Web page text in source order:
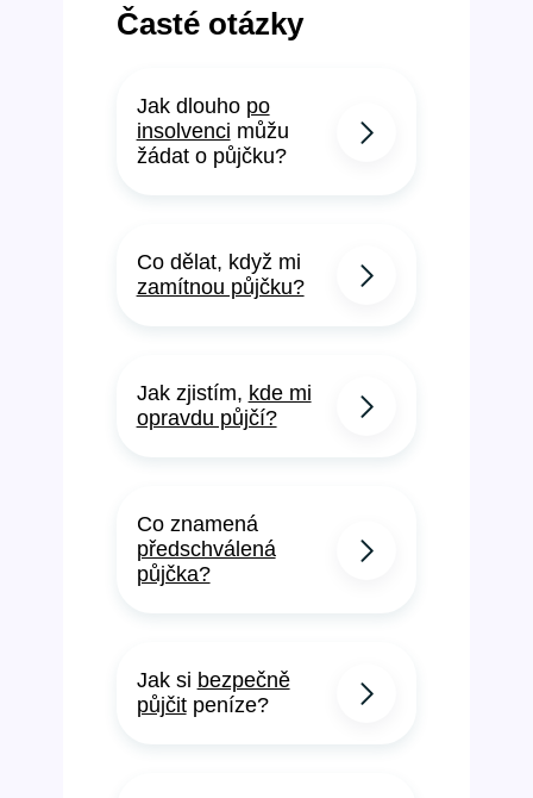
Časté otázky
Jak dlouho po
insolvenci můžu
žádat o půjčku?
Co dělat, když mi
zamítnou půjčku?
Jak zjistím, kde mi
opravdu půjčí?
Co znamená
předschválená
půjčka?
Jak si bezpečně
půjčitpeníze?